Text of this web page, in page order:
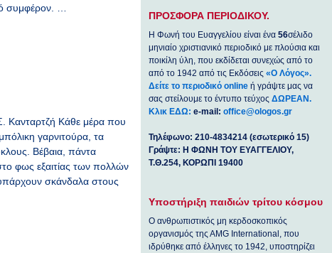
συμφέρον. …
Κάθε μέρα που
γαρνιτούρα, τα
Βέβαια, πάντα
φως εξαιτίας των πολλών
υπάρχουν σκάνδαλα στους
ΠΡΟΣΦΟΡΑ ΠΕΡΙΟΔΙΚΟΥ.
Η Φωνή του Ευαγγελίου είναι ένα56σέλιδο
μηνιαίο χριστιανικό περιοδικό με πλούσια και
ποικίλη ύλη, που εκδίδεται συνεχώς από το
από το 1942 από τις Εκδόσεις«Ο Λόγος».
Δείτε το περιοδικό online ή γράψτε μας να
σας στείλουμε το έντυπο τεύχοςΔΩΡΕΑΝ.
Κλικ ΕΔΩ: e-mail:office@ologos.gr
Τηλέφωνο: 210-4834214 (εσωτερικό 15)
Γράψτε: Η ΦΩΝΗ ΤΟΥ ΕΥΑΓΓΕΛΙΟΥ,
Τ.Θ.254, ΚΟΡΩΠΙ 19400
Υποστήριξη παιδιών τρίτου κόσμου
Ο ανθρωπιστικός μη κερδοσκοπικός
οργανισμός της ΑΜG International, που
ιδρύθηκε από έλληνες το 1942, υποστηρίζει